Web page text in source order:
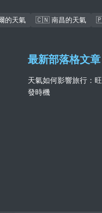
的天氣 🇨🇳 南昌的天氣
最新部落格文章
天氣如何影響旅行：
發時機